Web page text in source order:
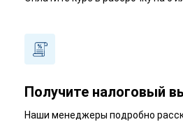
Получите налоговый
Наши менеджеры подробно